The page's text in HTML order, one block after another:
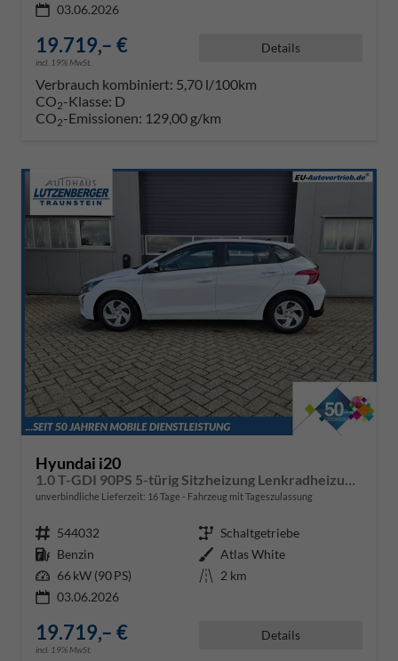
03.06.2026
19.719,– €
incl. 19% MwSt.
Details
Verbrauch kombiniert: 5,70 l/100km
CO2-Klasse: D
CO2-Emissionen: 129,00 g/km
Hyundai i20
unverbindliche Lieferzeit: 16 Tage Fahrzeug mit Tageszulassung
Fahrzeugnr. 544032 Getriebe Schaltgetriebe
Kraftstoff Benzin Außenfarbe Atlas White
Leistung 66 kW (90 PS) Kilometerstand 2 km
03.06.2026
19.719,– €
incl. 19% MwSt.
Details